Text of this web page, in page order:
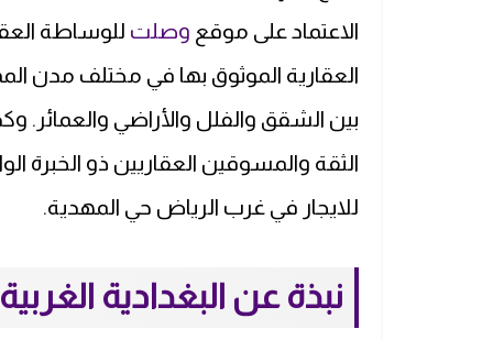
الاعتماد على موقع وصلت للوساطة
العقارية الموثوق بها في مختلف مدن
بين الشقق والفلل والأراضي والعمائر.
الثقة والمسوقين العقاريين ذو
للايجار في غرب الرياض حي المهدية.
نبذة عن البغدادية الغربية